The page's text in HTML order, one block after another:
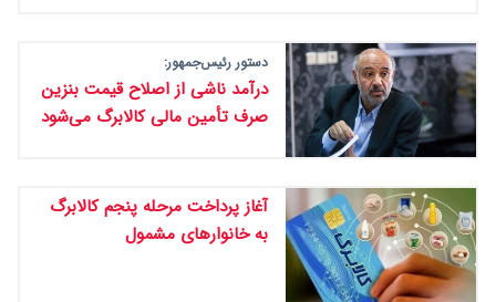
دستور رئیس‌جمهور:
درآمد ناشی از اصلاح قیمت بنزین
صرف تأمین مالی کالابرگ می‌شود
آغاز پرداخت مرحله پنجم کالابرگ
به خانوارهای مشمول